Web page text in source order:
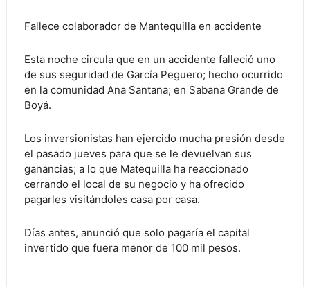
Fallece colaborador de Mantequilla en accidente
Esta noche circula que en un accidente falleció uno
de sus seguridad de García Peguero; hecho ocurrido
en la comunidad Ana Santana; en Sabana Grande de
Boyá.
Los inversionistas han ejercido mucha presión desde
el pasado jueves para que se le devuelvan sus
ganancias; a lo que Matequilla ha reaccionado
cerrando el local de su negocio y ha ofrecido
pagarles visitándoles casa por casa.
Días antes, anunció que solo pagaría el capital
invertido que fuera menor de 100 mil pesos.